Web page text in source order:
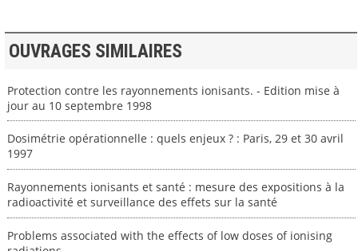
OUVRAGES SIMILAIRES
Protection contre les rayonnements ionisants. - Edition mise à
jour au 10 septembre 1998
Dosimétrie opérationnelle : quels enjeux ? : Paris, 29 et 30 avril
1997
Rayonnements ionisants et santé : mesure des expositions à la
radioactivité et surveillance des effets sur la santé
Problems associated with the effects of low doses of ionising